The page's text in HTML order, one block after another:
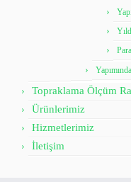
Topraklama Ölçüm
Ürünlerimiz
Hizmetlerimiz
İletişim